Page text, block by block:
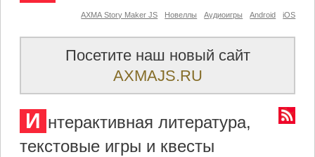
iOS
Android
Аудиоигры
Новеллы
AXMA Story Maker JS
Посетите наш новый сайт
AXMAJS.RU
И нтерактивная литература,
текстовые игры и квесты